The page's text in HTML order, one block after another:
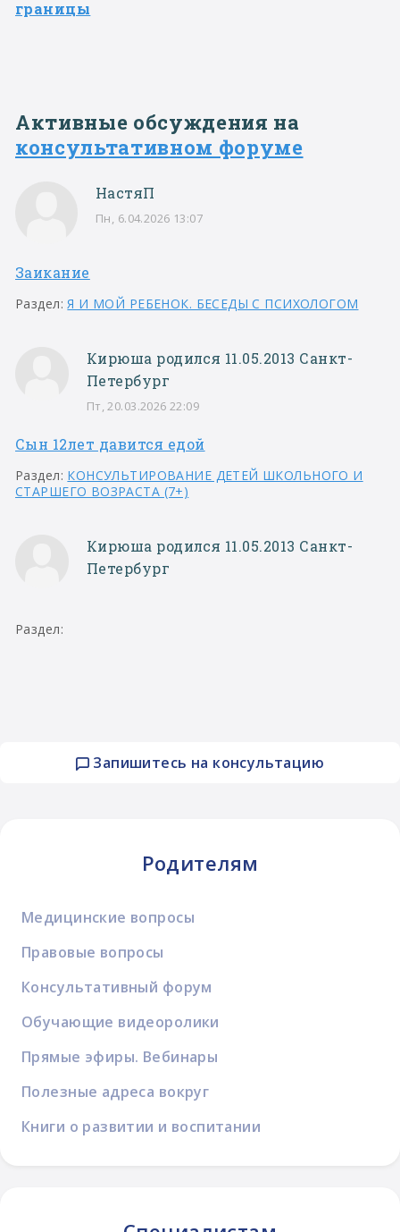
Запишитесь на консультацию
Родителям
Медицинские вопросы
Правовые вопросы
Консультативный форум
Обучающие видеоролики
Прямые эфиры. Вебинары
Полезные адреса вокруг
Книги о развитии и воспитании
границы
Активные обсуждения на
консультативном форуме
НастяП
Пн, 6.04.2026 13:07
Заикание
Раздел:Я И МОЙ РЕБЕНОК. БЕСЕДЫ С ПСИХОЛОГОМ
Кирюша родился 11.05.2013 Санкт-
Петербург
Пт, 20.03.2026 22:09
Сын 12лет давится едой
Раздел: КОНСУЛЬТИРОВАНИЕ ДЕТЕЙ ШКОЛЬНОГО И
СТАРШЕГО ВОЗРАСТА (7+)
Кирюша родился 11.05.2013 Санкт-
Петербург
Раздел: